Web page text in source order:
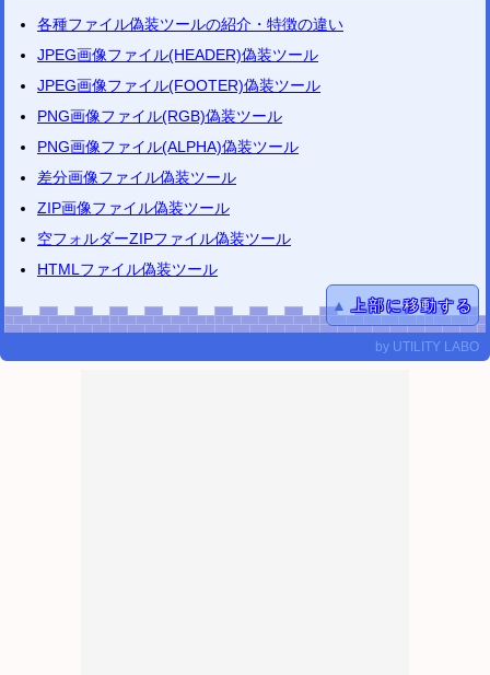
各種ファイル偽装ツールの紹介・特徴の違い
JPEG画像ファイル(HEADER)偽装ツール
JPEG画像ファイル(FOOTER)偽装ツール
PNG画像ファイル(RGB)偽装ツール
PNG画像ファイル(ALPHA)偽装ツール
差分画像ファイル偽装ツール
ZIP画像ファイル偽装ツール
空フォルダーZIPファイル偽装ツール
HTMLファイル偽装ツール
▲ 上部に移動する
by UTILITY LABO